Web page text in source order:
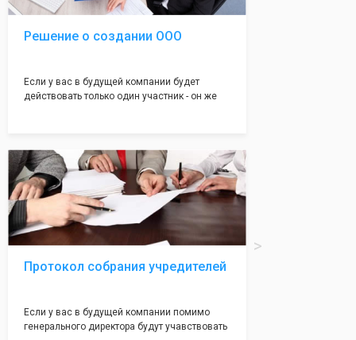
Решение о создании ООО
Если у вас в будущей компании будет
действовать только один участник - он же
грамотно составят данное заявление, а Вам
нужно будет только поставить подпись на
нём!
Протокол собрания учредителей
Если у вас в будущей компании помимо
генерального директора будут учавствовать